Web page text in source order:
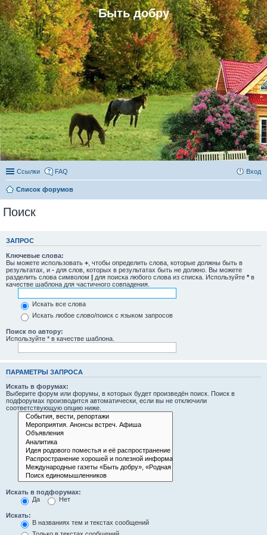
Быть добру
Ссылки FAQ Вход
Список форумов
Поиск
ЗАПРОС
Ключевые слова:
Вы можете использовать + , чтобы определить слова, которые должны быть в
результатах, и - для слов, которых в результатах быть не должно. Вы можете
разделить слова символом | для поиска любого слова из списка. Используйте * в
качестве шаблона для частичного совпадения.
Искать все слова
Искать любое слово/поиск с языком запросов
Поиск по автору:
Используйте * в качестве шаблона.
ПАРАМЕТРЫ ЗАПРОСА
Искать в форумах:
Выберите форум или форумы, в которых будет произведён поиск. Поиск в
подфорумах производится автоматически, если вы не отключили
соответствующую опцию ниже.
Искать в подфорумах:
Да
Нет
Искать:
В названиях тем и текстах сообщений